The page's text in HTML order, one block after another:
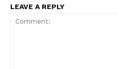
LEAVE A REPLY